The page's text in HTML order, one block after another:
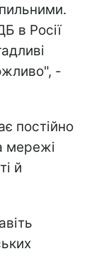
в Росії
-
постійно
мережі
й